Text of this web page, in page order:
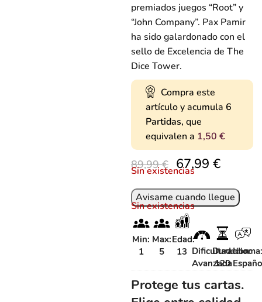
premiados juegos “Root” y
“John Company”. Pax Pamir
ha sido galardonado con el
sello de Excelencia de The
Dice Tower.
Compra este
artículo y acumula 6
Partidas, que
equivalen a 1,50 €
89,99€ 67,99 €
Sin existencias
Sin existencias
Min:
1
Max:
5
Edad:
13 Dificultad:
Avanzada
Duracion:
120
Protege tus cartas.